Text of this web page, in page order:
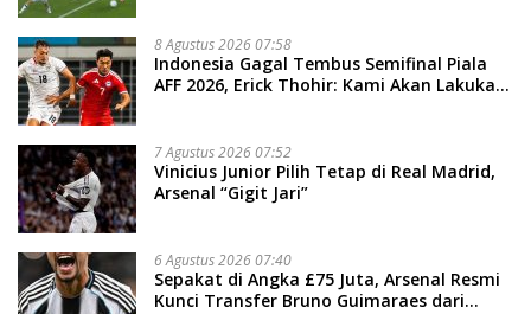
8 Agustus 2026 07:58
Indonesia Gagal Tembus Semifinal Piala
AFF 2026, Erick Thohir: Kami Akan Lakukan
7 Agustus 2026 07:52
Vinicius Junior Pilih Tetap di Real Madrid,
Arsenal “Gigit Jari”
6 Agustus 2026 07:40
Sepakat di Angka £75 Juta, Arsenal Resmi
Kunci Transfer Bruno Guimaraes dari